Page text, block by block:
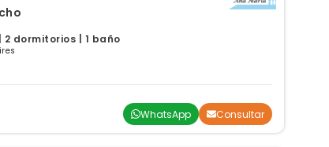
2 dormitorios | 1 baño
WhatsApp Consultar